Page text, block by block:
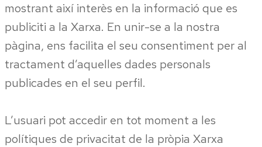
mostrant així interès en la informació que es
publiciti a la Xarxa. En unir-se a la nostra
pàgina, ens facilita el seu consentiment per al
tractament d’aquelles dades personals
publicades en el seu perfil.
L’usuari pot accedir en tot moment a les
polítiques de privacitat de la pròpia Xarxa